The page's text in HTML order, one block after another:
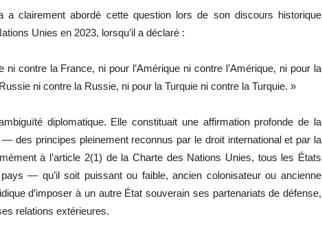
a clairement abordé cette question lors de son discours historique
Unies en 2023, lorsqu’il a déclaré :
ni contre la France, ni pour l’Amérique ni contre l’Amérique, ni pour la
ni contre la Russie, ni pour la Turquie ni contre la Turquie. »
diplomatique. Elle constituait une affirmation profonde de la
des principes pleinement reconnus par le droit international et par la
à l’article 2(1) de la Charte des Nations Unies, tous les États
— qu’il soit puissant ou faible, ancien colonisateur ou ancienne
d’imposer à un autre État souverain ses partenariats de défense,
relations extérieures.